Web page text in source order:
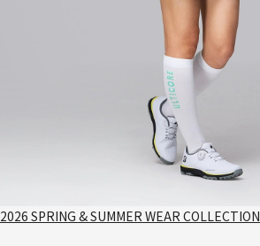
2026 SPRING & SUMMER WEAR COLLECTION